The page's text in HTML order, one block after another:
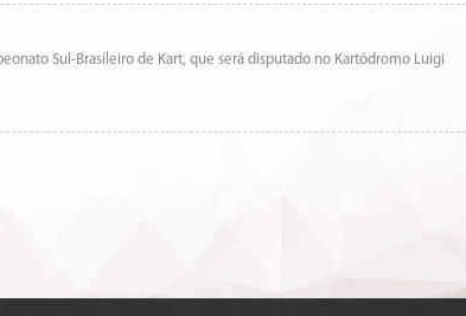
Sul-Brasileiro de Kart, que será disputado no Kartódromo Luigi